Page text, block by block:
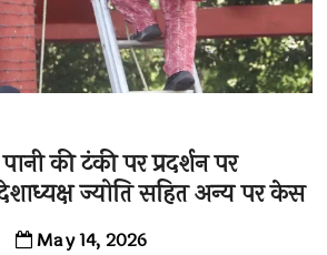
की टंकी पर प्रदर्शन पर
ज्योति सहित अन्य पर केस
May 14, 2026